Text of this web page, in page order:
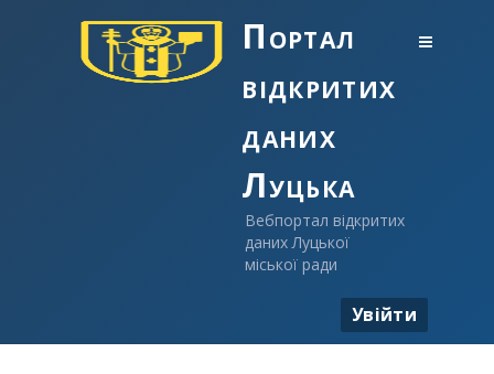
Портал
відкритих
даних
Луцька
Вебпортал відкритих
даних Луцької
міської ради
Увійти